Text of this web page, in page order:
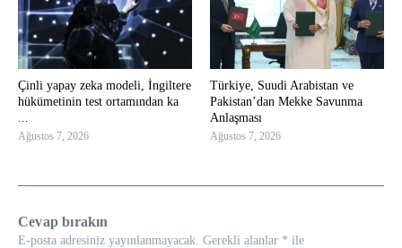
Çinli yapay zeka modeli, İngiltere
hükümetinin test ortamından ka
Ağustos 7, 2026
Türkiye, Suudi Arabistan ve
Pakistan’dan Mekke Savunma
Anlaşması
Ağustos 7, 2026
Cevap bırakın
E-posta adresiniz yayınlanmayacak. Gerekli alanlar * ile